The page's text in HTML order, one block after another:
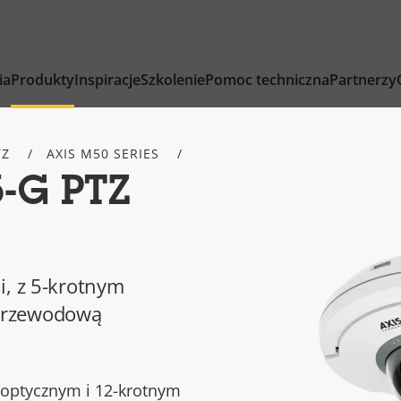
ProduktyInspiracjeSzkoleniePomoc technicznaPartnerzy
AXIS M50 SERIES
PTZ
z 5-krotnym
i 12-krotnym